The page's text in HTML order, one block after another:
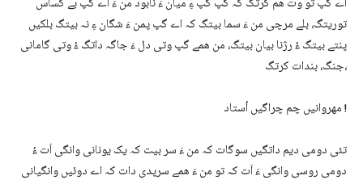
توریتگ، بلے مرچی من ءَ سما بیتگ کہ اے گپ پمن ءَ شگان ءِ نہ بیتگ بلکیں
پنتے بیتگ ءُ رژنا بیان بیتگ، من ھمے گپ وتی دل ءَ جاگہ داتگ ءُ وتی گامانی
جنگ، بندات کرتگ،
مھروانیں چم چراگیں اُستاد !
تئی دومی دیم داتگیں سوگات کہ من ءَ سر بیت کہ یک یونانی وانگی اَت ءُ
دومی روسی وانگی ءَ اَت کہ تو من ءَ ھمے سرپدی دات کہ اے دوئیں وانگیانی